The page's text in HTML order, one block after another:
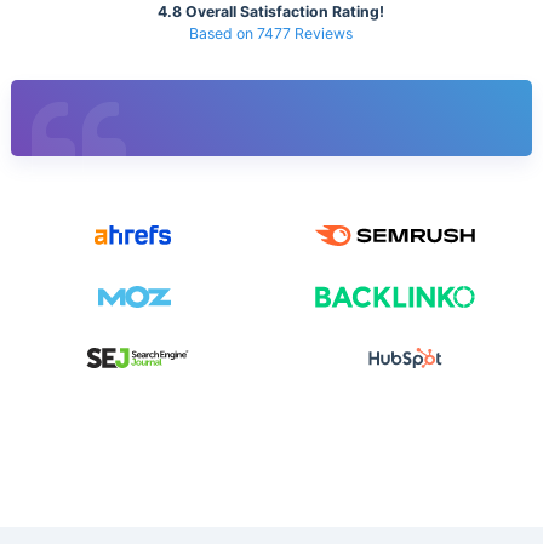
4.8 Overall Satisfaction Rating!
Based on 7477 Reviews